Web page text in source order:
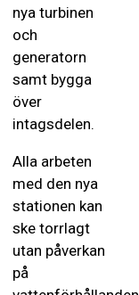
nya turbinen
och
generatorn
samt bygga
över
intagsdelen.
Alla arbeten
med den nya
stationen kan
ske torrlagt
utan påverkan
på